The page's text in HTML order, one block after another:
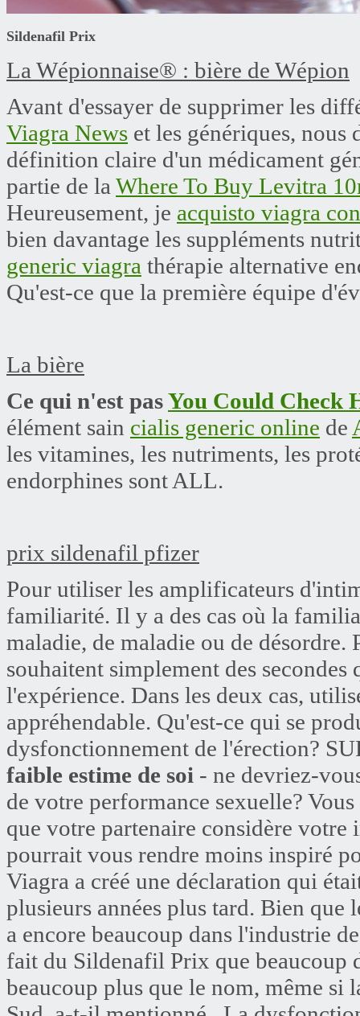
Sildenafil Prix
La Wépionnaise® : bière de Wépion
Avant d'essayer de supprimer les
Viagra News et les génériques,
définition claire d'un médicament
partie de la Where To Buy Levitra
Heureusement, je acquisto viagra
bien davantage les suppléments
generic viagra thérapie alternative
Qu'est-ce que la première équipe
La bière
Ce qui n'est pasYou Could Check
élément sain cialis generic online de
les vitamines, les nutriments, les
endorphines sont ALL.
prix sildenafil pfizer
Pour utiliser les amplificateurs
familiarité. Il y a des cas où la
maladie, de maladie ou de désordre.
souhaitent simplement des
l'expérience. Dans les deux cas,
appréhendable. Qu'est-ce qui se
dysfonctionnement de l'érection?
faible estime de soi - ne devriez-
de votre performance sexuelle?
que votre partenaire considère
pourrait vous rendre moins inspiré
Viagra a créé une déclaration qui
plusieurs années plus tard. Bien
a encore beaucoup dans l'industrie
fait du Sildenafil Prix que beaucoup
beaucoup plus que le nom, même si